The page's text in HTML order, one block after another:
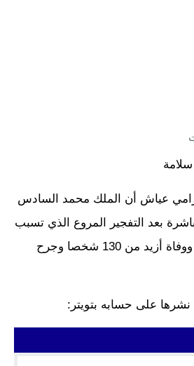
سلامة
رامي عياش أن الملك محمد السادس
بعد التفجير المروع الذي تسبب
في تدمير مرفأ بيروت ووفاة أزيد من 130 شخصا وجرح
على حسابه بتويتر: